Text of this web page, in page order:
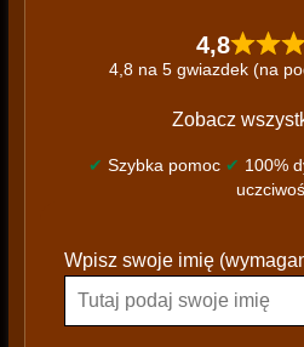
4,8
4,8 na 5 gwiazdek (na
Zobacz
✔ Szybka pomoc ✔ 100%
l
a
Wpisz swoje imię